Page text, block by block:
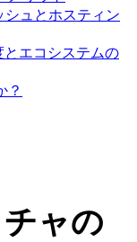
シュとホスティン
とエコシステムの
？
ャの